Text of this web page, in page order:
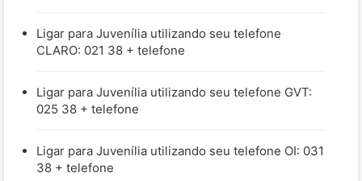
Ligar para Juvenília utilizando seu telefone
CLARO: 021 38 + telefone
Ligar para Juvenília utilizando seu telefone GVT:
025 38 + telefone
Ligar para Juvenília utilizando seu telefone OI: 031
38 + telefone